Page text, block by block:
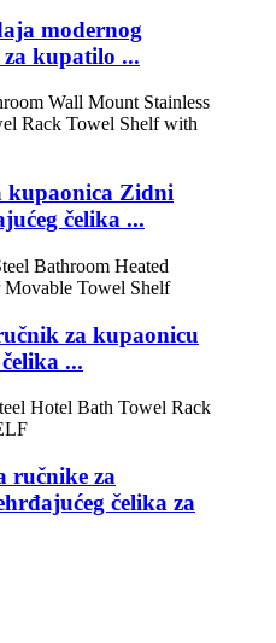
modernog
kupatilo ...
kupaonica Zidni
čelika ...
za kupaonicu
...
ručnike za
čelika za